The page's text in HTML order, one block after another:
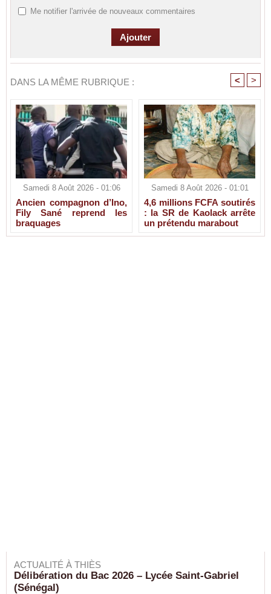
Me notifier l'arrivée de nouveaux commentaires
DANS LA MÊME RUBRIQUE : < >
Samedi 8 Août 2026 - 01:06
Ancien compagnon d’Ino,
Fily Sané reprend les
braquages
Samedi 8 Août 2026 - 01:01
4,6 millions FCFA soutirés
: la SR de Kaolack arrête
un prétendu marabout
ACTUALITÉ À THIÈS
Délibération du Bac 2026 – Lycée Saint-Gabriel
(Sénégal)